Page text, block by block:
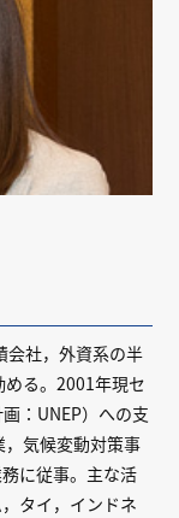
会社，外資系の半
る。2001年現セ
：UNEP）への支
気候変動対策事
に従事。主な活
タイ，インドネ